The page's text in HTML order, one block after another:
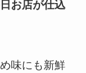
お店が仕込
味にも新鮮